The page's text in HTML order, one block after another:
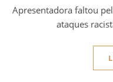
Apresentadora faltou pelo 2º dia e disse receber ameaças e
ataques